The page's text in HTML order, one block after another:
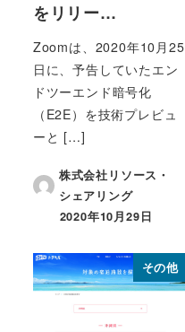
をリリー…
Zoomは、2020年10月25
日に、予告していたエン
ドツーエンド暗号化
（E2E）を技術プレビュ
ーと […]
株式会社リソース・
シェアリング
投稿日
2020年10月29日
その他